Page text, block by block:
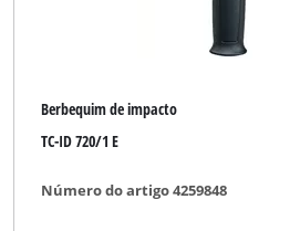
Berbequim de impacto
TC-ID 720/1 E
Número do artigo 4259848